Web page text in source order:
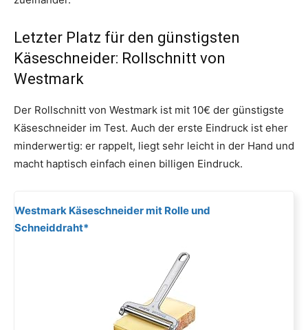
Letzter Platz für den günstigsten
Käseschneider: Rollschnitt von
Westmark
Der Rollschnitt von Westmark ist mit 10€ der günstigste
Käseschneider im Test. Auch der erste Eindruck ist eher
minderwertig: er rappelt, liegt sehr leicht in der Hand und
macht haptisch einfach einen billigen Eindruck.
Westmark Käseschneider mit Rolle und
Schneiddraht*